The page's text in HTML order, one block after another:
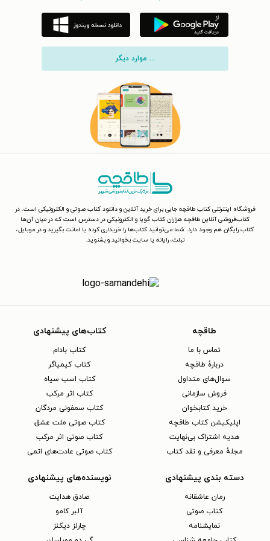
... موارد دیگر
فروشگاه اینترنتی کتاب طاقچه جایی برای خرید آنلاین و دانلود کتاب صوتی و الکترونیکی است. در
کتاب‌فروشی آنلاین طاقچه هزاران کتاب گویا و الکترونیکی در دسترس است که در میان آن‌ها
کتاب رایگان هم وجود دارد. شما می‌توانید کتاب‌ها را خریداری کرده یا امانت بگیرید و در موبایل،
تبلت، رایانه یا سایت بخوانید و بشنوید.
طاقچه
تماس با ما
دربارهٔ طاقچه
سوال‌های متداول
فروش سازمانی
خرید کتابخوان
اپلیکیشن کتاب طاقچه
هدیه اشتراک بی‌نهایت
مجلهٔ معرفی و نقد کتاب
کتاب‌های پیشنهادی
کتاب بادام
کتاب کیمیاگر
کتاب اسب سیاه
کتاب اثر مرکب
کتاب سمفونی مردگان
کتاب صوتی ملت عشق
کتاب صوتی اثر مرکب
کتاب صوتی عادت‌های اتمی
دسته بندی پیشنهادی
رمان عاشقانه
کتاب‌ صوتی
نمایشنامه
نویسنده‌های پیشنهادی
صادق هدایت
آلبر کامو
چارلز دیکنز